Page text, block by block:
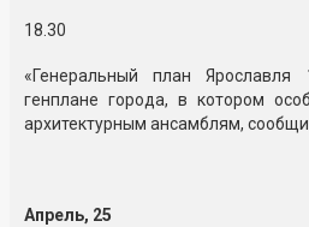
18.30
«Генеральный план Ярославля
генплане города, в котором
архитектурным ансамблям,
Апрель, 25